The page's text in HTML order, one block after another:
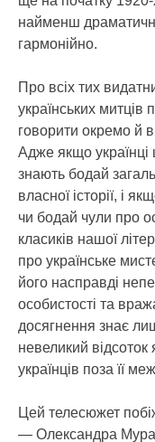
найменш
гармонійно.
Про всіх тих
українських митців
говорити окремо й
Адже якщо українці
знають бодай
власної історії, і
чи бодай чули про
класиків нашої
про українське
його насправді
особистості та
досягнення знає
невеликий відсоток
українців поза її
Цей телесюжет
— Олександра